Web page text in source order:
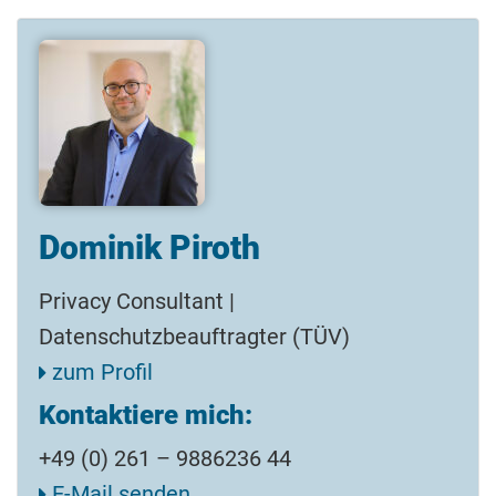
Dominik Piroth
Privacy Consultant |
Datenschutzbeauftragter (TÜV)
zum Profil
Kontaktiere mich:
+49 (0) 261 – 9886236 44